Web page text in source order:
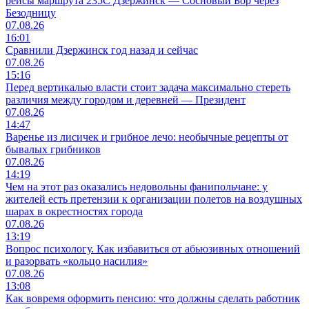
Безодницу
07.08.26
16:01
Сравнили Дзержинск год назад и сейчас
07.08.26
15:16
Перед вертикалью власти стоит задача максимально стереть
различия между городом и деревней — Президент
07.08.26
14:47
Варенье из лисичек и грибное лечо: необычные рецепты от
бывалых грибников
07.08.26
14:19
Чем на этот раз оказались недовольны фанипольчане: у
жителей есть претензии к организации полетов на воздушных
шарах в окрестностях города
07.08.26
13:19
Вопрос психологу. Как избавиться от абьюзивных отношений
и разорвать «кольцо насилия»
07.08.26
13:08
Как вовремя оформить пенсию: что должны сделать работник